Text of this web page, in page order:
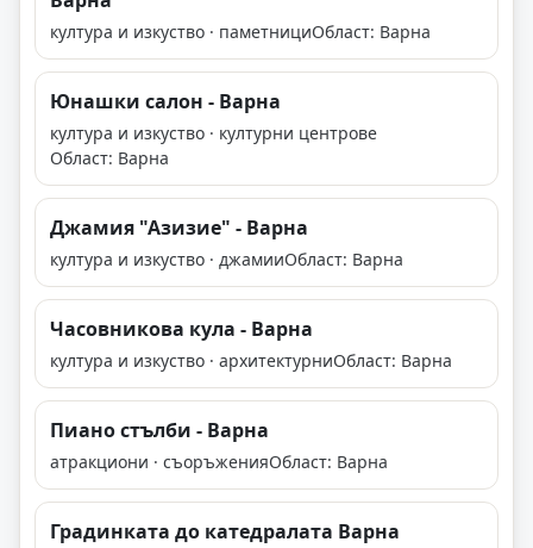
култура и изкуство · паметнициОбласт: Варна
Юнашки салон - Варна
култура и изкуство · културни центрове
Област: Варна
Джамия "Азизие" - Варна
култура и изкуство · джамииОбласт: Варна
Часовникова кула - Варна
култура и изкуство · архитектурниОбласт: Варна
Пиано стълби - Варна
атракциони · съоръженияОбласт: Варна
Градинката до катедралата Варна